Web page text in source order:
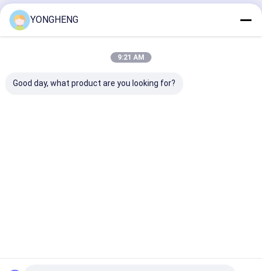
บ้าน เกี่ยวกับเรา
ติดต่อเรา
แผนผังเว็บไซต์
นโยบายความเป็นส่วนตัว
FOSHAN YONGHENG CUTTING TOOLS CO., LTD.. All Rights
Reserved.
YONGHENG
9:21 AM
Good day, what product are you looking for?